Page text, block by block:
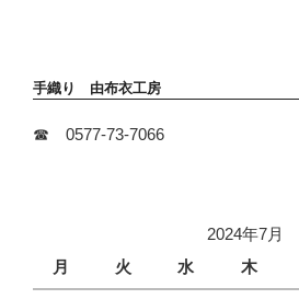
手織り 由布衣工房
☎ 0577-73-7066
2024年7月
月
火 水 木